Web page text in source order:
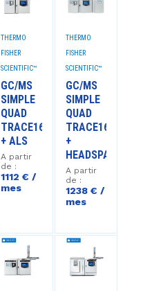
THERMO
FISHER
SCIENTIFIC™
GC/MS
SIMPLE
QUAD
TRACE1610/ISQ7610
+ ALS
A partir
de :
1112 € /
mes
THERMO
FISHER
SCIENTIFIC™
GC/MS
SIMPLE
QUAD
TRACE1610/
+
HEADSPACE
A partir
de :
1238 € /
mes